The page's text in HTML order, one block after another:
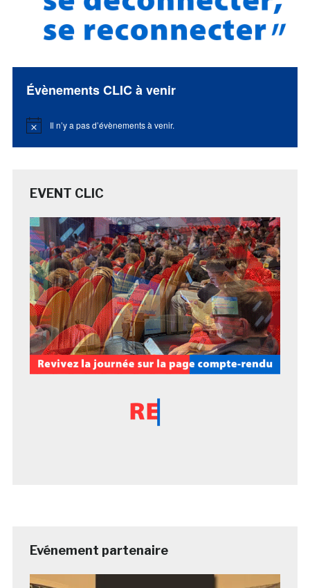
Évènements CLIC à venir
Notice Il n’y a pas d’évènements à venir.
EVENT CLIC
Evénement partenaire